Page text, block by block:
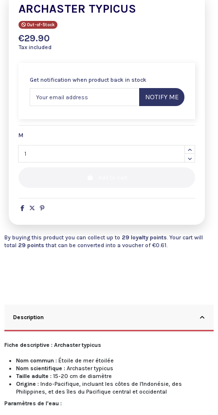
ARCHASTER TYPICUS
Out-of-Stock
€29.90
Tax included
Get notification when product back in stock
NOTIFY ME
M
By buying this product you can collect up to 29 loyalty points. Your cart will
total 29 points that can be converted into a voucher of €0.61.
Description
Fiche descriptive : Archaster typicus
Nom commun : Étoile de mer étoilée
Nom scientifique : Archaster typicus
Taille adulte : 15-20 cm de diamètre
Origine : Indo-Pacifique, incluant les côtes de l'Indonésie, des
Philippines, et des îles du Pacifique central et occidental
Paramètres de l'eau :